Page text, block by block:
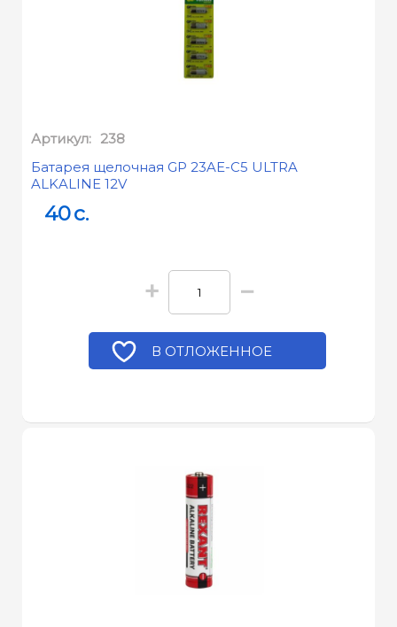
Артикул: 238
Батарея щелочная GP 23AE-C5 ULTRA
ALKALINE 12V
40c.
+ −
В ОТЛОЖЕННОЕ